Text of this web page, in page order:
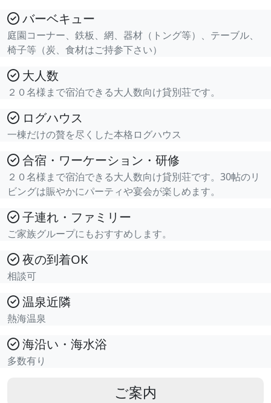
バーベキュー
庭園コーナー、鉄板、網、器材（トング等）、テーブル、
椅子等（炭、食材はご持参下さい）
大人数
２０名様まで宿泊できる大人数向け貸別荘です。
ログハウス
一棟だけの贅を尽くした本格ログハウス
合宿・ワーケーション・研修
２０名様まで宿泊できる大人数向け貸別荘です。30帖のリ
ビングは賑やかにパーティや宴会が楽しめます。
子連れ・ファミリー
ご家族グループにもおすすめします。
夜の到着OK
相談可
温泉近隣
熱海温泉
海沿い・海水浴
多数有り
ご案内